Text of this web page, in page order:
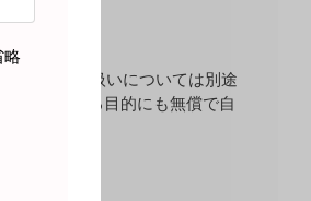
情報（取扱いについては別途
をいかなる目的にも無償で自
略